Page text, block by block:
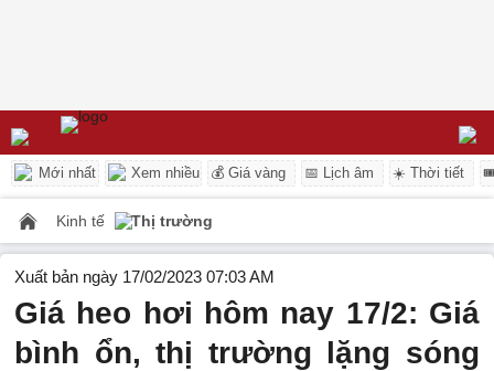
Mới nhất Xem nhiều 💰 Giá vàng 📅 Lịch âm ☀️ Thời tiết
Kinh tế Thị trường
Xuất bản ngày 17/02/2023 07:03 AM
Giá heo hơi hôm nay 17/2: Giá
bình ổn, thị trường lặng sóng